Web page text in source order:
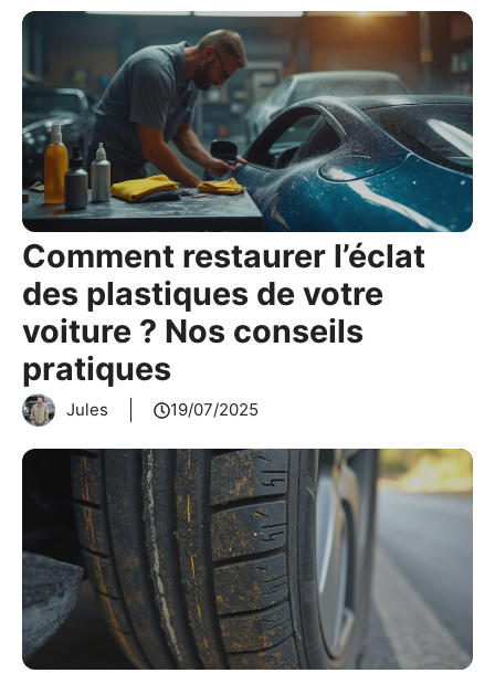
Comment restaurer l’éclat
des plastiques de votre
voiture ? Nos conseils
pratiques
Jules 19/07/2025